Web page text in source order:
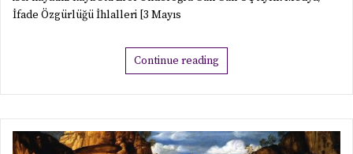
İfade Özgürlüğü İhlalleri [3 Mayıs
Continue reading